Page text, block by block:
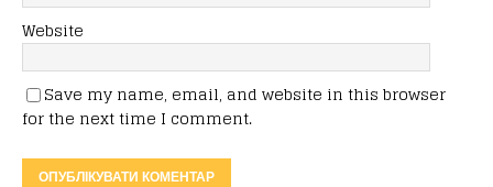
Website
Save my name, email, and website in this browser
for the next time I comment.